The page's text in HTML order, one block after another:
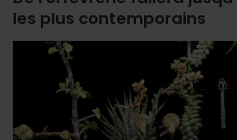
les plus contemporains